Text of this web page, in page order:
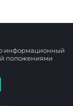
информационный
положениями